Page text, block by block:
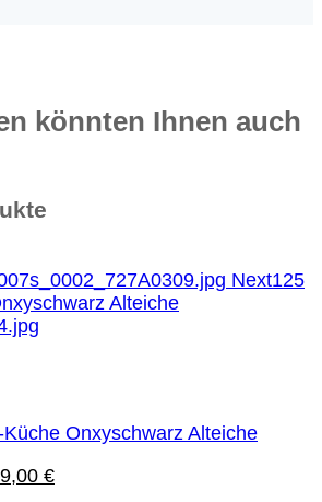
könnten Ihnen auch
Onxyschwarz Alteiche
€Aktueller